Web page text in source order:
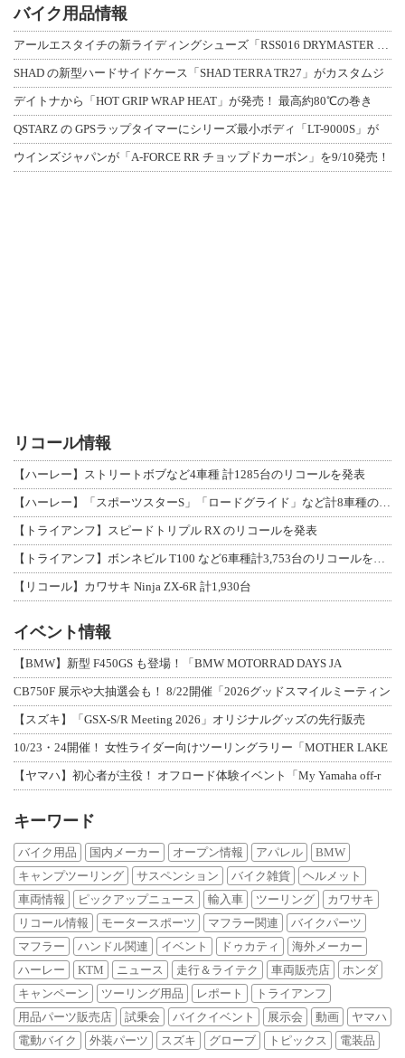
バイク用品情報
SHAD の新型ハードサイドケース「SHAD TERRA TR27」がカスタムジ
デイトナから「HOT GRIP WRAP HEAT」が発売！ 最高約80℃の巻き
QSTARZ の GPSラップタイマーにシリーズ最小ボディ「LT-9000S」が
ウインズジャパンが「A-FORCE RR チョップドカーボン」を9/10発売！
リコール情報
【ハーレー】ストリートボブなど4車種 計1285台のリコールを発表
【トライアンフ】スピードトリプル RX のリコールを発表
【リコール】カワサキ Ninja ZX-6R 計1,930台
イベント情報
【BMW】新型 F450GS も登場！「BMW MOTORRAD DAYS JA
CB750F 展示や大抽選会も！ 8/22開催「2026グッドスマイルミーティン
【スズキ】「GSX-S/R Meeting 2026」オリジナルグッズの先行販売
10/23・24開催！ 女性ライダー向けツーリングラリー「MOTHER LAKE
【ヤマハ】初心者が主役！ オフロード体験イベント「My Yamaha off-r
キーワード
バイク用品 国内メーカー オープン情報 アパレル
BMW
キャンプツーリング
サスペンション バイク雑貨
ヘルメット
車両情報
ピックアップニュース 輸入車 ツーリング
カワサキ
リコール情報
モータースポーツ マフラー関連
バイクパーツ
マフラー
ハンドル関連 イベント ドゥカティ
海外メーカー
ハーレー
KTM ニュース 走行＆ライテク 車両販売店
ホンダ
キャンペーン
ツーリング用品 レポート
トライアンフ
用品パーツ販売店
試乗会 バイクイベント 展示会 動画
ヤマハ
電動バイク
外装パーツ スズキ グローブ トピックス 電装品